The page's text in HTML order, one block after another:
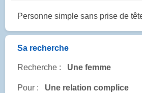
Personne simple sans prise de
Sa recherche
Recherche : Une femme
Pour : Une relation complice